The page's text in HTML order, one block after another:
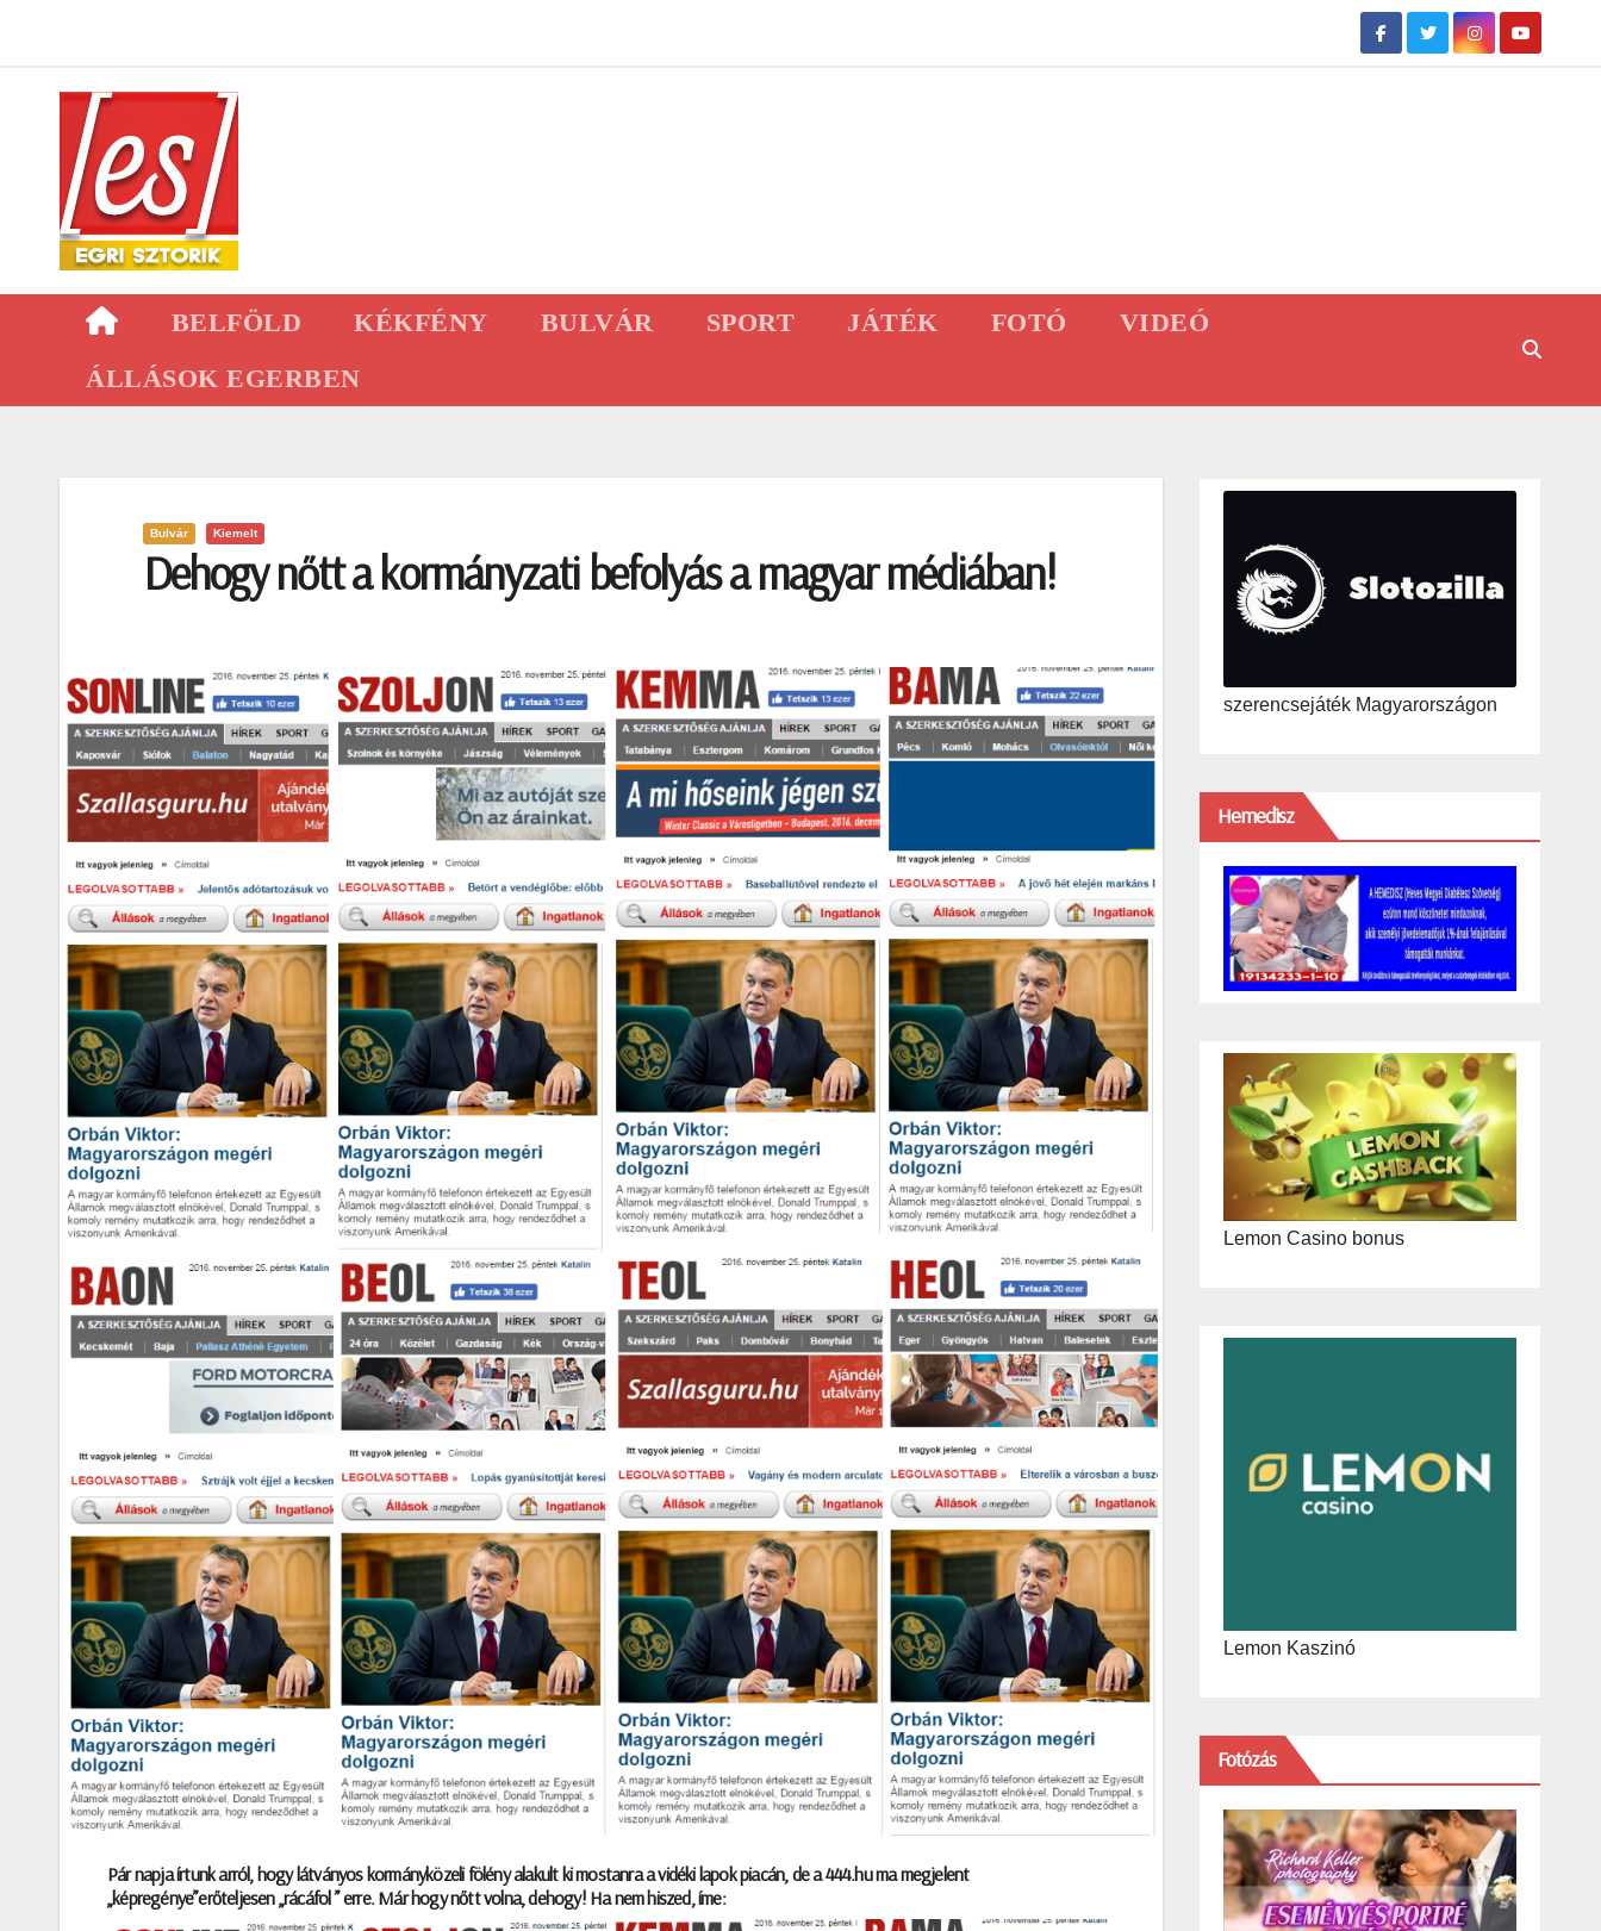
content
BELFÖLD KÉKFÉNY BULVÁR SPORT JÁTÉK FOTÓ
VIDEÓ
ÁLLÁSOK EGERBEN
Bulvár Kiemelt
Dehogy nőtt a kormányzati befolyás a magyar médiában!
Pár napja írtunk arról, hogy látványos kormányközeli fölény alakult ki mostanra a vidéki lapok piacán, de a 444.hu ma megjelent
„képregénye”erőteljesen „rácáfol ” erre. Már hogy nőtt volna, dehogy! Ha nem hiszed, íme:
szerencsejáték Magyarországon
Hemedisz
Lemon Casino bonus
Lemon Kaszinó
Fotózás